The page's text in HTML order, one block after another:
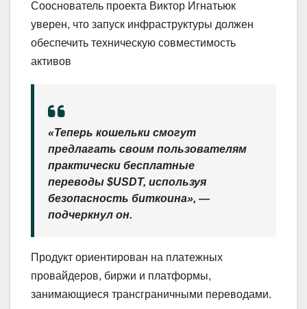
Сооснователь проекта Виктор Игнатьюк
уверен, что запуск инфраструктуры должен
обеспечить техническую совместимость
активов
«Теперь кошельки смогут
предлагать своим пользователям
практически бесплатные
переводы $USDT, используя
безопасность биткоина», —
подчеркнул он.
Продукт ориентирован на платежных
провайдеров, биржи и платформы,
занимающиеся трансграничными переводами.